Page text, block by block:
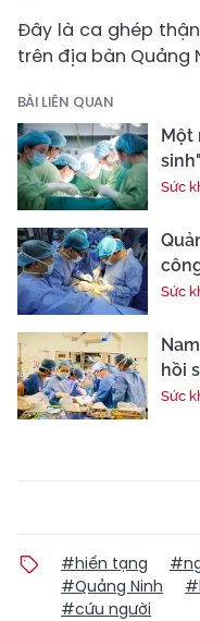
Đây là ca ghép
trên địa bàn Quảng
BÀI LIÊN QUAN
Một
Sức
Sức
hồi
Sức
#hiến tạng
#Quảng Ninh
#cứu người